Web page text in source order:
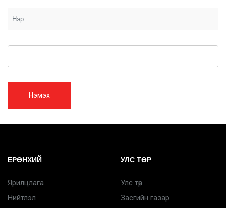
Нэмэх
ЕРӨНХИЙ
Ярилцлага
Нийтлэл
УЛС ТӨР
Улс төр
Засгийн газар